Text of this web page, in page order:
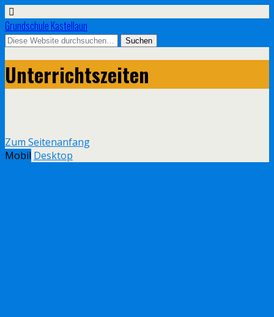
Grundschule Kastellaun
Unterrichtszeiten
Zum Seitenanfang
Mobil Desktop